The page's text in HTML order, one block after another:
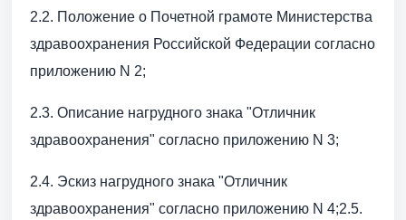
2.2. Положение о Почетной грамоте Министерства
здравоохранения Российской Федерации согласно
приложению N 2;
2.3. Описание нагрудного знака "Отличник
здравоохранения" согласно приложению N 3;
2.4. Эскиз нагрудного знака "Отличник
здравоохранения" согласно приложению N 4;2.5.